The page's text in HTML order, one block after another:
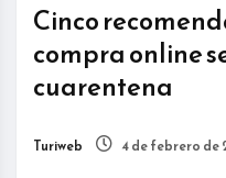
Cinco
compra online
cuarentena
Turiweb 4 de febrero de